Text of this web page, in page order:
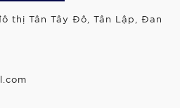
thị Tân Tây Đô, Tân Lập, Đan